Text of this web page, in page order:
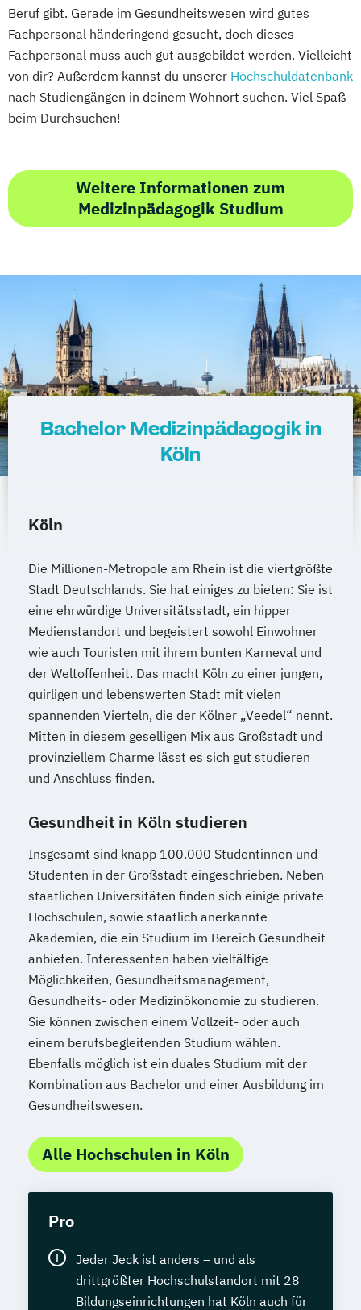
Beruf gibt. Gerade im Gesundheitswesen wird gutes
Fachpersonal händeringend gesucht, doch dieses
Fachpersonal muss auch gut ausgebildet werden. Vielleicht
von dir? Außerdem kannst du unserer Hochschuldatenbank
nach Studiengängen in deinem Wohnort suchen. Viel Spaß
beim Durchsuchen!
Weitere Informationen zum
Medizinpädagogik Studium
Bachelor Medizinpädagogik in
Köln
Köln
Die Millionen-Metropole am Rhein ist die viertgrößte
Stadt Deutschlands. Sie hat einiges zu bieten: Sie ist
eine ehrwürdige Universitätsstadt, ein hipper
Medienstandort und begeistert sowohl Einwohner
wie auch Touristen mit ihrem bunten Karneval und
der Weltoffenheit. Das macht Köln zu einer jungen,
quirligen und lebenswerten Stadt mit vielen
spannenden Vierteln, die der Kölner „Veedel“ nennt.
Mitten in diesem geselligen Mix aus Großstadt und
provinziellem Charme lässt es sich gut studieren
und Anschluss finden.
Gesundheit in Köln studieren
Insgesamt sind knapp 100.000 Studentinnen und
Studenten in der Großstadt eingeschrieben. Neben
staatlichen Universitäten finden sich einige private
Hochschulen, sowie staatlich anerkannte
Akademien, die ein Studium im Bereich Gesundheit
anbieten. Interessenten haben vielfältige
Möglichkeiten, Gesundheitsmanagement,
Gesundheits- oder Medizinökonomie zu studieren.
Sie können zwischen einem Vollzeit- oder auch
einem berufsbegleitenden Studium wählen.
Ebenfalls möglich ist ein duales Studium mit der
Kombination aus Bachelor und einer Ausbildung im
Gesundheitswesen.
Alle Hochschulen in Köln
Pro
Jeder Jeck ist anders – und als
drittgrößter Hochschulstandort mit 28
Bildungseinrichtungen hat Köln auch für